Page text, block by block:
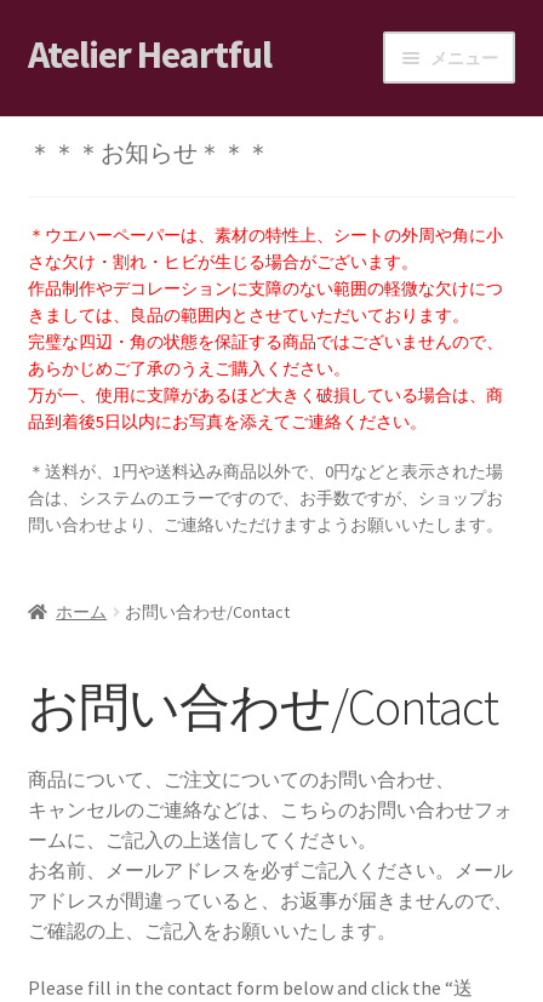
ナ
ビ
ン
へ
ス
キ
ッ
プ
コ
ン
ス
キ
ッ
プ
Atelier Heartful メニュー
ホーム
カート
ログイン/マイアカウント
ショップご利用案内
ブログ
JPA会員の皆様へ
シルエットカメオについて
＊＊＊お知らせ＊＊＊
＊ウエハーペーパーは、素材の特性上、シートの外周や角に小
さな欠け・割れ・ヒビが生じる場合がございます。
作品制作やデコレーションに支障のない範囲の軽微な欠けにつ
きましては、良品の範囲内とさせていただいております。
完璧な四辺・角の状態を保証する商品ではございませんので、
あらかじめご了承のうえご購入ください。
万が一、使用に支障があるほど大きく破損している場合は、商
品到着後5日以内にお写真を添えてご連絡ください。
＊送料が、1円や送料込み商品以外で、0円などと表示された場
合は、システムのエラーですので、お手数ですが、ショップお
問い合わせより、ご連絡いただけますようお願いいたします。
ホーム お問い合わせ/Contact
お問い合わせ/Contact
商品について、ご注文についてのお問い合わせ、
キャンセルのご連絡などは、こちらのお問い合わせフォ
ームに、ご記入の上送信してください。
お名前、メールアドレスを必ずご記入ください。メール
アドレスが間違っていると、お返事が届きませんので、
ご確認の上、ご記入をお願いいたします。
Please fill in the contact form below and click the “送